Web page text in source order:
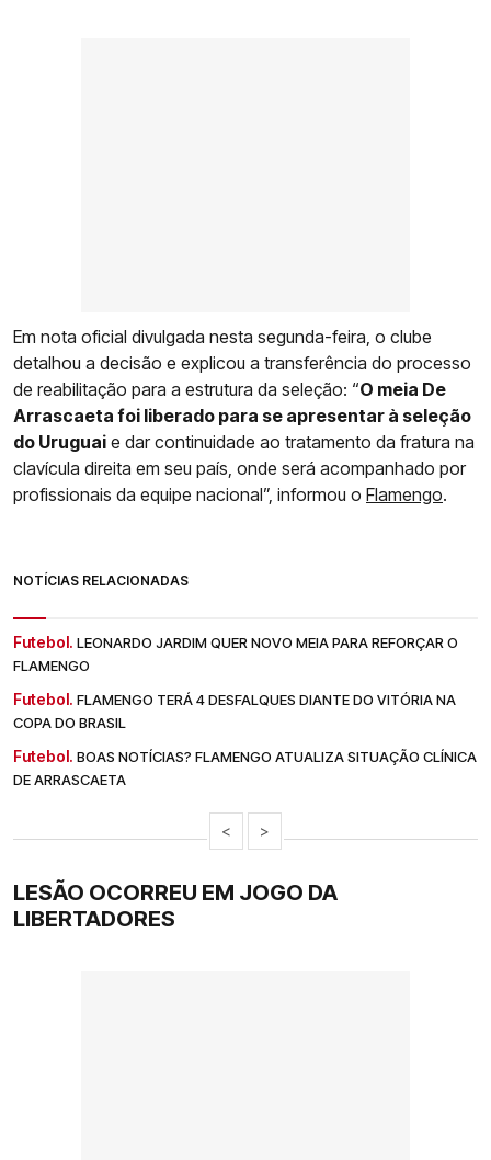
Em nota oficial divulgada nesta segunda-feira, o clube
detalhou a decisão e explicou a transferência do processo
de reabilitação para a estrutura da seleção: “O meia De
Arrascaeta foi liberado para se apresentar à seleção
do Uruguai e dar continuidade ao tratamento da fratura na
clavícula direita em seu país, onde será acompanhado por
profissionais da equipe nacional”, informou o Flamengo.
NOTÍCIAS RELACIONADAS
Futebol. LEONARDO JARDIM QUER NOVO MEIA PARA REFORÇAR O
FLAMENGO
Futebol. FLAMENGO TERÁ 4 DESFALQUES DIANTE DO VITÓRIA NA
COPA DO BRASIL
Futebol. BOAS NOTÍCIAS? FLAMENGO ATUALIZA SITUAÇÃO CLÍNICA
DE ARRASCAETA
< >
LESÃO OCORREU EM JOGO DA
LIBERTADORES